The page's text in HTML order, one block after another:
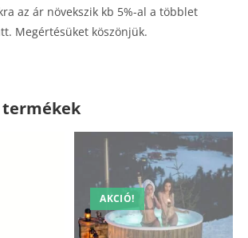
az ár növekszik kb 5%-al a többlet
Megértésüket köszönjük.
termékek
AKCIÓ!